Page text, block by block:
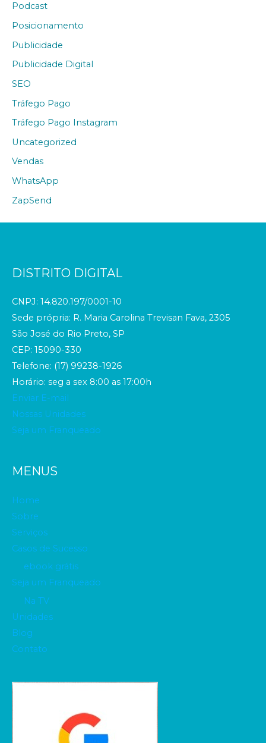
Podcast
Posicionamento
Publicidade
Publicidade Digital
SEO
Tráfego Pago
Tráfego Pago Instagram
Uncategorized
Vendas
WhatsApp
ZapSend
DISTRITO DIGITAL
CNPJ: 14.820.197/0001-10
Sede própria: R. Maria Carolina Trevisan Fava, 2305
São José do Rio Preto, SP
CEP: 15090-330
Telefone: (17) 99238-1926
Horário: seg a sex 8:00 as 17:00h
Enviar E-mail
Nossas Unidades
Seja um Franqueado
MENUS
Home
Sobre
Serviços
Casos de Sucesso
ebook grátis
Seja um Franqueado
Na TV
Unidades
Blog
Contato